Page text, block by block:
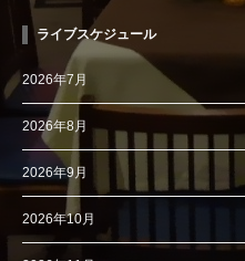
ライブスケジュール
2026年7月
2026年8月
2026年9月
2026年10月